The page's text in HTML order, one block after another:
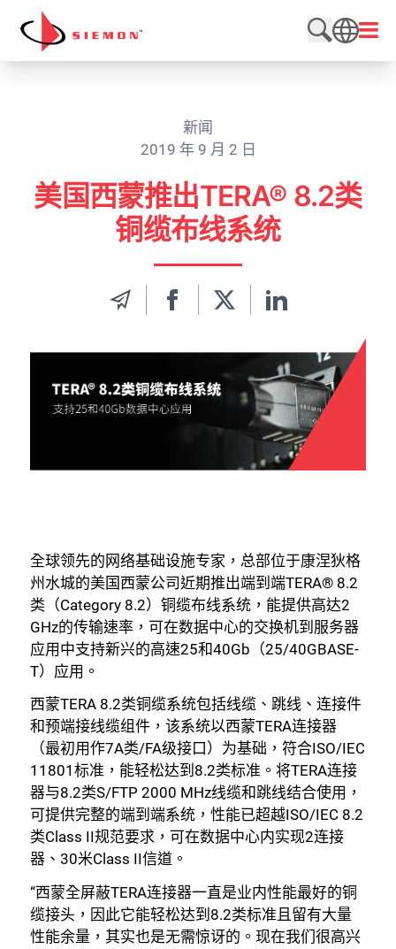
跳至内容
搜索网站
打开
SEARCH
新闻
2019 年 9 月 2 日
美国西蒙推出TERA® 8.2类
铜缆布线系统
全球领先的网络基础设施专家，总部位于康涅狄格
州水城的美国西蒙公司近期推出端到端TERA® 8.2
类（Category 8.2）铜缆布线系统，能提供高达2
GHz的传输速率，可在数据中心的交换机到服务器
应用中支持新兴的高速25和40Gb（25/40GBASE-
T）应用。
西蒙TERA 8.2类铜缆系统包括线缆、跳线、连接件
和预端接线缆组件，该系统以西蒙TERA连接器
（最初用作7A类/FA级接口）为基础，符合ISO/IEC
11801标准，能轻松达到8.2类标准。将TERA连接
器与8.2类S/FTP 2000 MHz线缆和跳线结合使用，
可提供完整的端到端系统，性能已超越ISO/IEC 8.2
类Class II规范要求，可在数据中心内实现2连接
器、30米Class II信道。
“西蒙全屏蔽TERA连接器一直是业内性能最好的铜
缆接头，因此它能轻松达到8.2类标准且留有大量
性能余量，其实也是无需惊讶的。现在我们很高兴